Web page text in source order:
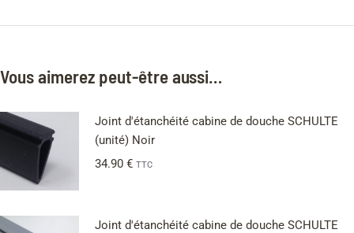
Vous aimerez peut-être aussi…
Joint d'étanchéité cabine de douche SCHULTE
(unité) Noir
34.90 € TTC
Joint d'étanchéité cabine de douche SCHULTE